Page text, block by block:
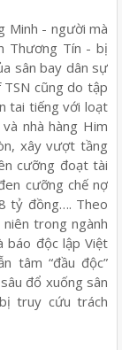
Minh - người mà
Thương Tín - bị
sân bay dân sự
cũng do tập
tai tiếng với loạt
nhà hàng Him
xây vượt tầng
cưỡng đoạt tài
cưỡng chế nợ
tỷ đồng…. Theo
trong ngành
báo độc lập Việt
tâm “đầu độc”
đổ xuống sân
truy cứu trách